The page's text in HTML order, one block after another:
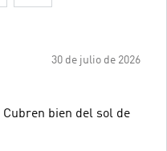
30 de julio de 2026